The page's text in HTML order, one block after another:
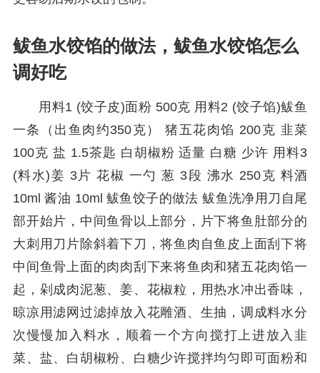
鲅鱼水饺馅的做法，鲅鱼水饺馅怎么
调好吃
用料1 (饺子皮)面粉 500克 用料2 (饺子馅)鲅鱼
一条（出鱼肉约350克） 猪五花肉馅 200克 韭菜
100克 盐 1.5茶匙 白胡椒粉 适量 白糖 少许 用料3
(料水)姜 3片 花椒 一勺 葱 3段 沸水 250克 料酒
10ml 酱油 10ml 鲅鱼饺子的做法 鲅鱼洗净用刀自尾
部开始片，中间鱼骨以上部分，片下将鱼肚部分的
大刺用刀片除斜着下刀，将鱼肉自鱼皮上面刮下将
中间鱼骨上面的肉肉刮下来将鱼肉和猪五花肉馅一
起，剁成肉泥葱、姜、花椒粒，用热水冲出香味，
晾凉用滤网过滤掉放入花雕酒、生抽，调成料水分
次慢慢加入料水，顺着一个方向搅打上进放入韭
菜、盐、白胡椒粉、白糖少许搅拌均匀即可面粉和